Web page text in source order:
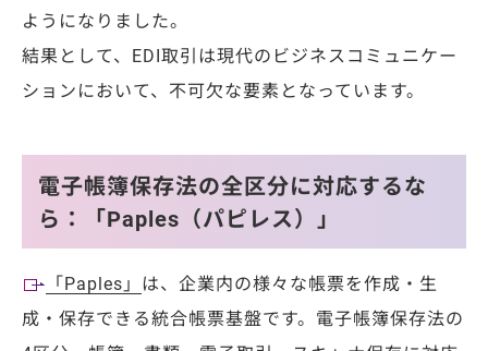
ようになりました。
結果として、EDI取引は現代のビジネスコミュニケー
ションにおいて、不可欠な要素となっています。
電子帳簿保存法の全区分に対応するな
ら：「Paples（パピレス）」
「Paples」 は、企業内の様々な帳票を作成・生
成・保存できる統合帳票基盤です。電子帳簿保存法の